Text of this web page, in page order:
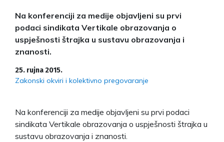
Na konferenciji za medije objavljeni su prvi
podaci sindikata Vertikale obrazovanja o
uspješnosti štrajka u sustavu obrazovanja i
znanosti.
25. rujna 2015.
Zakonski okviri i kolektivno pregovaranje
Na konferenciji za medije objavljeni su prvi podaci
sindikata Vertikale obrazovanja o uspješnosti štrajka u
sustavu obrazovanja i znanosti.